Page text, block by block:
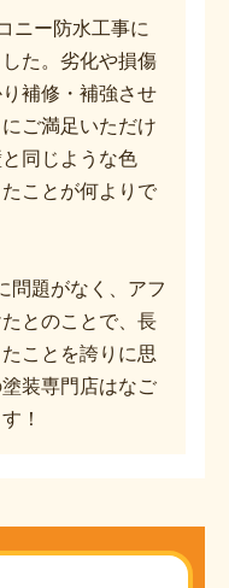
ニー防水工事に
た。劣化や損傷
補修・補強させ
ご満足いただけ
同じような色
ことが何よりで
問題がなく、アフ
とのことで、長
ことを誇りに思
装専門店はなご
！